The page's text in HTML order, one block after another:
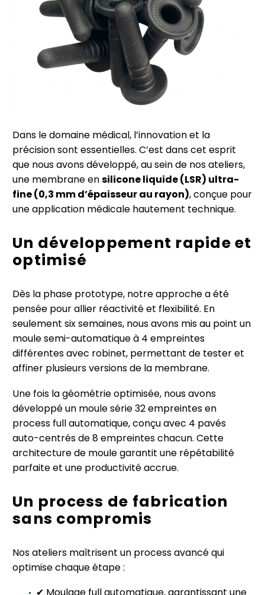
Dans le domaine médical, l’innovation et la
précision sont essentielles. C’est dans cet esprit
que nous avons développé, au sein de nos ateliers,
une membrane ensilicone liquide (LSR) ultra-
fine (0,3 mm d’épaisseur au rayon), conçue pour
une application médicale hautement technique.
Un développement rapide et
optimisé
Dès la phase prototype, notre approche a été
pensée pour allier réactivité et flexibilité. En
seulement six semaines, nous avons mis au point un
moule semi-automatique à 4 empreintes
différentes avec robinet, permettant de tester et
affiner plusieurs versions de la membrane.
Une fois la géométrie optimisée, nous avons
développé un moule série 32 empreintes en
process full automatique, conçu avec 4 pavés
auto-centrés de 8 empreintes chacun. Cette
architecture de moule garantit une répétabilité
parfaite et une productivité accrue.
Un process de fabrication
sans compromis
Nos ateliers maîtrisent un process avancé qui
optimise chaque étape :